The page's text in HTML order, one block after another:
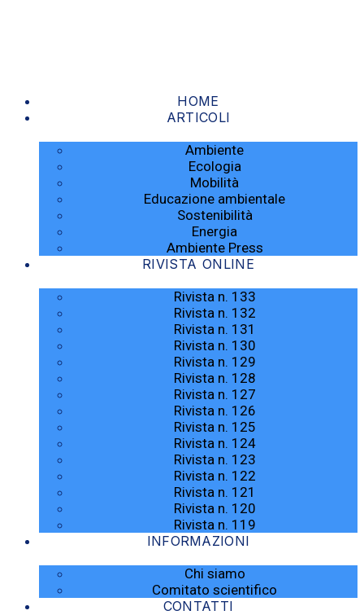
HOME
ARTICOLI
Ambiente
Ecologia
Mobilità
Educazione ambientale
Sostenibilità
Energia
Ambiente Press
RIVISTA ONLINE
Rivista n. 133
Rivista n. 132
Rivista n. 131
Rivista n. 130
Rivista n. 129
Rivista n. 128
Rivista n. 127
Rivista n. 126
Rivista n. 125
Rivista n. 124
Rivista n. 123
Rivista n. 122
Rivista n. 121
Rivista n. 120
Rivista n. 119
INFORMAZIONI
Chi siamo
Comitato scientifico
CONTATTI